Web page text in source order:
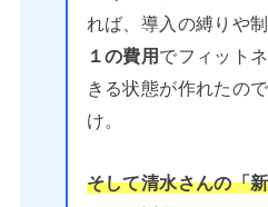
れば、導入の縛りや
１の費用 でフィット
きる状態が作れたの
け。
そして清水さんの「